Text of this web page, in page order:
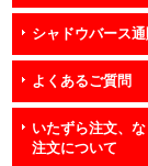
シャドウバース通
よくあるご質問
いたずら注文、
注文について